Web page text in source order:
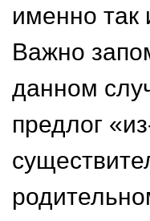
именно так
Важно
данном
предлог